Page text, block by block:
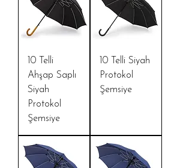
10 Telli
Ahşap Saplı
Siyah
Protokol
Şemsiye
10 Telli Siyah
Protokol
Şemsiye